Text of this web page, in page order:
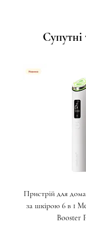
Супутні
Пристрій для
за шкірою 6 в 1
Booster